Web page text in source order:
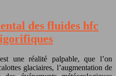
des fluides hfc
une réalité palpable, que l’on
glaciaires, l’augmentation de